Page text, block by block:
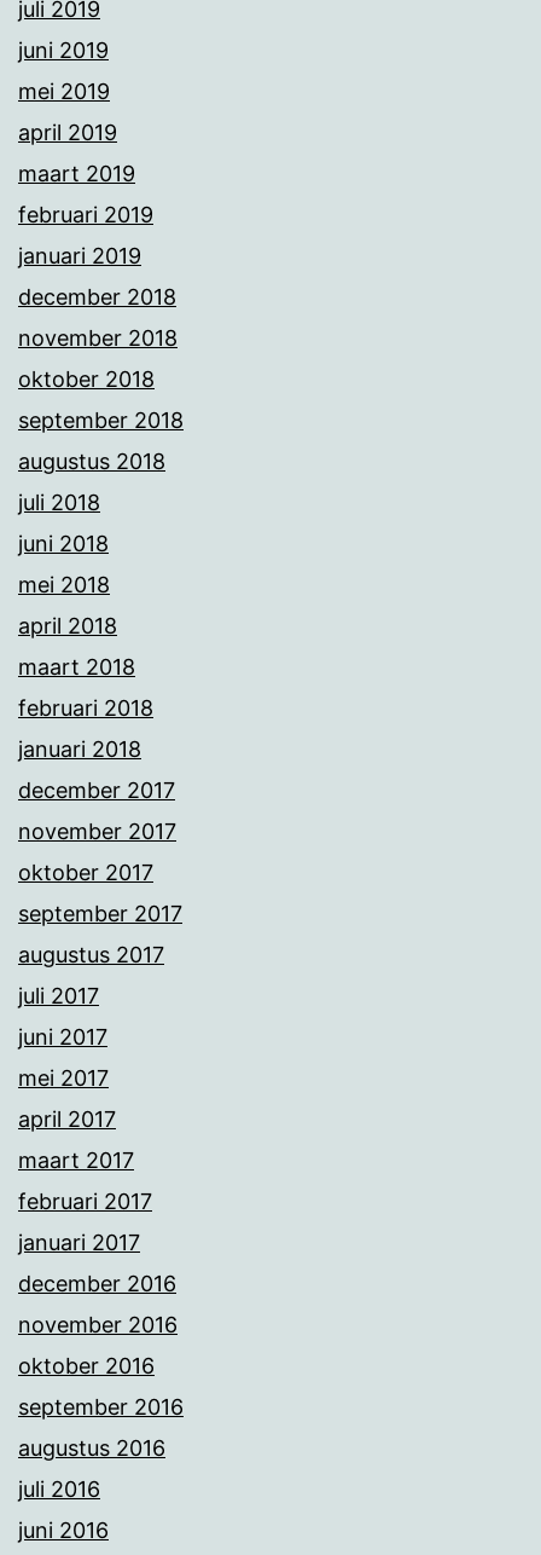
juli 2019
juni 2019
mei 2019
april 2019
maart 2019
februari 2019
januari 2019
december 2018
november 2018
oktober 2018
september 2018
augustus 2018
juli 2018
juni 2018
mei 2018
april 2018
maart 2018
februari 2018
januari 2018
december 2017
november 2017
oktober 2017
september 2017
augustus 2017
juli 2017
juni 2017
mei 2017
april 2017
maart 2017
februari 2017
januari 2017
december 2016
november 2016
oktober 2016
september 2016
augustus 2016
juli 2016
juni 2016